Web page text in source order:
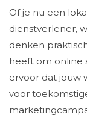
Of je nu een
dienstverlener,
denken
heeft om online
ervoor dat jouw
voor